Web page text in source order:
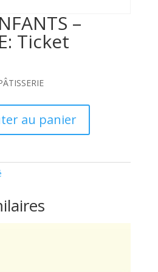
–
Ticket
au panier